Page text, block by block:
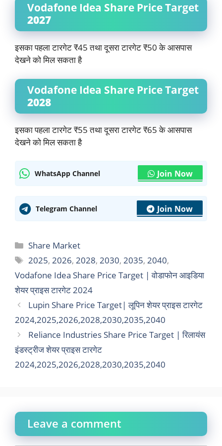
Vodafone Idea Share Price Target
2027
इसका पहला टारगेट ₹45 तथा दूसरा टारगेट ₹50 के आसपास
देखने को मिल सकता है
Vodafone Idea Share Price Target
2028
इसका पहला टारगेट ₹55 तथा दूसरा टारगेट ₹65 के आसपास
देखने को मिल सकता है
WhatsApp Channel Join Now
Telegram Channel Join Now
Categories
Share Market
Tags
2025,2026,2028,2030,2035,2040,
Vodafone Idea Share Price Target | वोडाफोन आइडिया
शेयर प्राइस टारगेट 2024
Lupin Share Price Target| लूपिन शेयर प्राइस टारगेट
2024,2025,2026,2028,2030,2035,2040
Reliance Industries Share Price Target | रिलायंस
इंडस्ट्रीज शेयर प्राइस टारगेट
2024,2025,2026,2028,2030,2035,2040
Leave a comment